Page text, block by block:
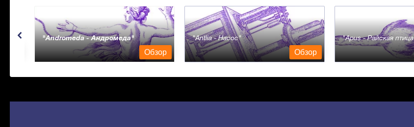
Andromeda - Андромеда
Обзор
Antlia - Насос
Обзор
Apus - Райская птица